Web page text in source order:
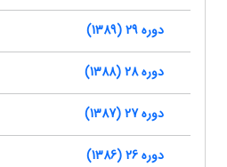
دوره 29 (1389)
دوره 28 (1388)
دوره 27 (1387)
دوره 26 (1386)